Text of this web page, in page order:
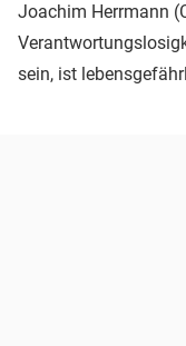
Joachim Herrmann
sein, ist